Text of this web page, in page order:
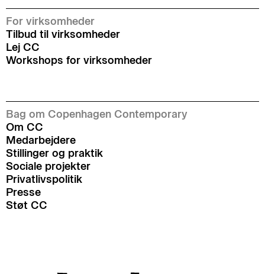
For virksomheder
Tilbud til virksomheder
Lej CC
Workshops for virksomheder
Bag om Copenhagen Contemporary
Om CC
Medarbejdere
Stillinger og praktik
Sociale projekter
Privatlivspolitik
Presse
Støt CC